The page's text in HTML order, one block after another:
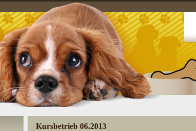
Kursbetrieb 06.2013